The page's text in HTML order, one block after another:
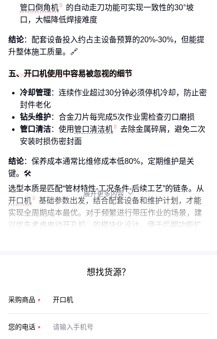
管口倒角机
的自动走刀功能可实现一致性的30°坡
口，大幅降低焊接难度
结论：配套设备投入约占主设备预算的20%-30%，但能提
升整体施工质量。🔗
五、开口机使用中容易被忽视的细节
冷却管理：连续作业超过30分钟必须停机冷却，防止密
封件老化
钻头维护：合金刀片每完成5次作业需检查刃口磨损
管口清洁：使用 管口清洁机
去除金属碎屑，避免二次
安装时损伤密封面
结论：保养成本通常比维修成本低80%，定期维护是关
键。🛠️
选型本质是匹配“管材特性-工况条件-后续工艺”的链条。从
开口机
基础参数出发，结合配套设备和维护计划，才能
实现全周期成本最优。对于频繁进行带压作业的场景，建
议优先考虑电动开孔机
的模块化设计，便于后期功能扩
展开更多内容 
想找货源？
采购商品
您的电话